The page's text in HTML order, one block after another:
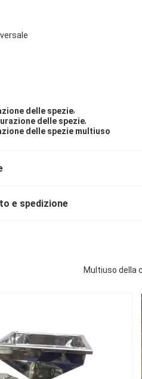
delle spezie,
delle spezie,
delle spezie multiuso
e spedizione
Multiuso della